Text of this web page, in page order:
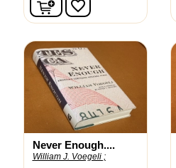
favorite_border
Never Enough....
William J. Voegeli ;